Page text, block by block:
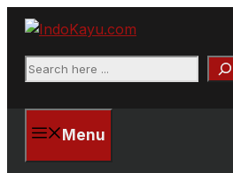
Skip
content
Search
Menu